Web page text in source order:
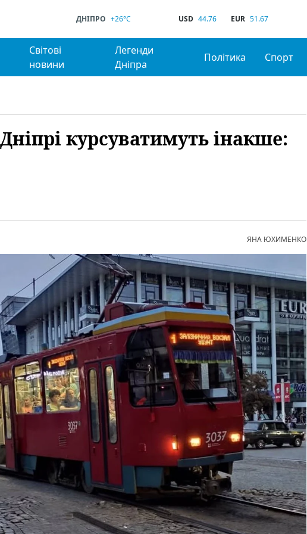
ДНІПРО +26°C USD 44.76 EUR 51.67
Світові
новини
Легенди
Дніпра
Політика Спорт
курсуватимуть інакше:
ЯНА ЮХИМЕНКО